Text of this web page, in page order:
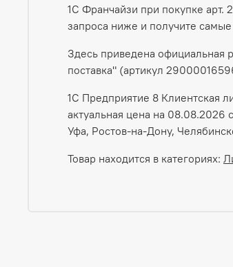
1С Франчайзи при покупке
запроса ниже и получите
Здесь приведена официальная
поставка" (артикул
1С Предприятие 8 Клиентская
актуальная цена на 08.08.2026
Уфа, Ростов-на-Дону,
Товар находится в категориях: